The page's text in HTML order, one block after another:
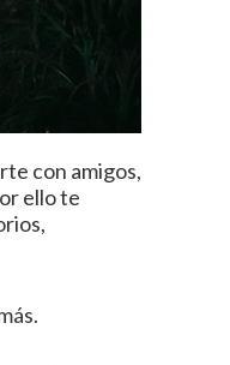
con amigos,
ello te